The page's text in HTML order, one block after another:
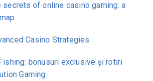
secrets of online casino gaming: a
Casino Strategies
bonusuri exclusive și rotiri
Gaming